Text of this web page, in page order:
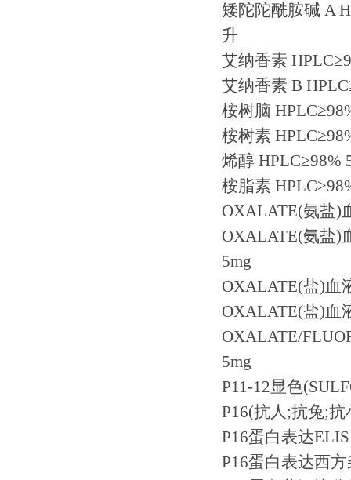
矮陀陀酰胺碱 A
升
艾纳香素 HPLC≥
艾纳香素 B HPLC
桉树脑 HPLC≥
桉树素 HPLC≥
烯醇 HPLC≥98%
桉脂素 HPLC≥
OXALATE(氨盐)
OXALATE(氨盐)
5mg
OXALATE(盐)血
OXALATE(盐)血
OXALATE/
5mg
P11-12显色
P16(抗人;抗兔;抗
P16蛋白表达
P16蛋白表达西